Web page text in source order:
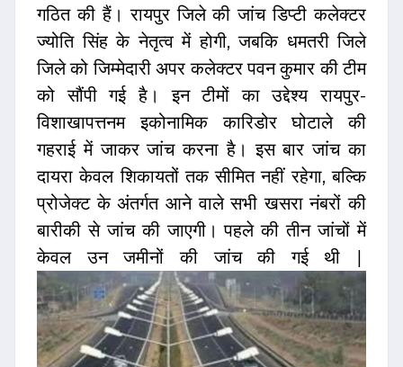
गठित की हैं। रायपुर जिले की जांच डिप्टी कलेक्टर
ज्योति सिंह के नेतृत्व में होगी, जबकि धमतरी जिले
जिले को जिम्मेदारी अपर कलेक्टर पवन कुमार की टीम
को सौंपी गई है। इन टीमों का उद्देश्य रायपुर-
विशाखापत्तनम इकोनामिक कारिडोर घोटाले की
गहराई में जाकर जांच करना है। इस बार जांच का
दायरा केवल शिकायतों तक सीमित नहीं रहेगा, बल्कि
प्रोजेक्ट के अंतर्गत आने वाले सभी खसरा नंबरों की
बारीकी से जांच की जाएगी। पहले की तीन जांचों में
केवल उन जमीनों की जांच की गई थी |